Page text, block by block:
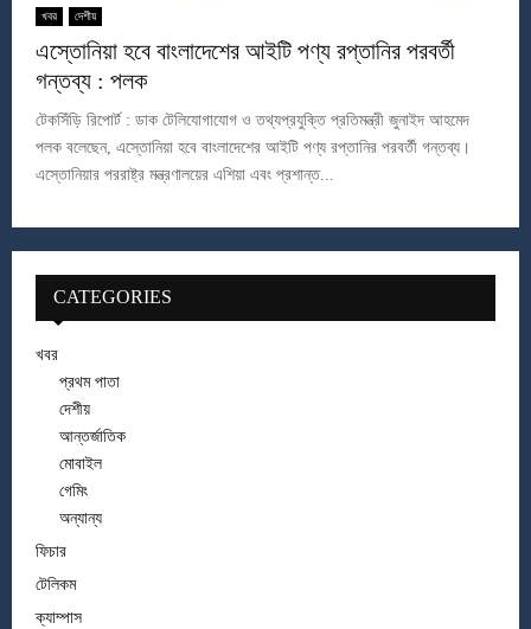
খবর দেশীয়
এস্তোনিয়া হবে বাংলাদেশের আইটি পণ্য রপ্তানির পরবর্তী
গন্তব্য : পলক
টেকসিঁড়ি রিপোর্ট : ডাক টেলিযোগাযোগ ও তথ্যপ্রযুক্তি প্রতিমন্ত্রী জুনাইদ আহমেদ
পলক বলেছেন, এস্তোনিয়া হবে বাংলাদেশের আইটি পণ্য রপ্তানির পরবর্তী গন্তব্য।
এস্তোনিয়ার পররাষ্ট্র মন্ত্রণালয়ের এশিয়া এবং প্রশান্ত...
CATEGORIES
খবর
প্রথম পাতা
দেশীয়
আন্তর্জাতিক
মোবাইল
গেমিং
অন্যান্য
ফিচার
টেলিকম
ক্যাম্পাস